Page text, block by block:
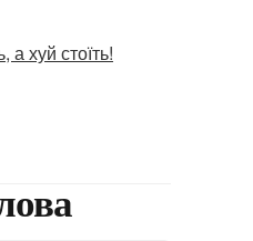
а хуй стоїть!